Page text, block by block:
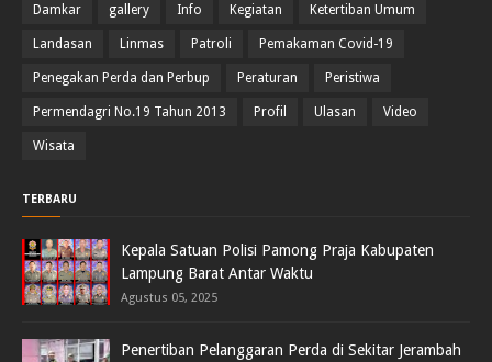
Damkar gallery Info Kegiatan Ketertiban Umum
Landasan Linmas Patroli Pemakaman Covid-19
Penegakan Perda dan Perbup Peraturan Peristiwa
Permendagri No.19 Tahun 2013 Profil Ulasan Video
Wisata
TERBARU
Kepala Satuan Polisi Pamong Praja Kabupaten
Lampung Barat Antar Waktu
Agustus 05, 2025
Penertiban Pelanggaran Perda di Sekitar Jerambah